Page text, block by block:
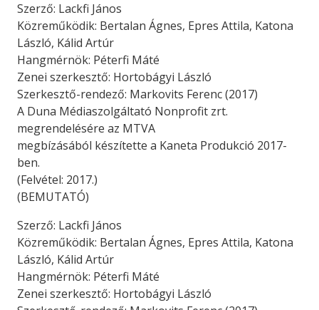
Szerző: Lackfi János
Közreműködik: Bertalan Ágnes, Epres Attila, Katona
László, Kálid Artúr
Hangmérnök: Péterfi Máté
Zenei szerkesztő: Hortobágyi László
Szerkesztő-rendező: Markovits Ferenc (2017)
A Duna Médiaszolgáltató Nonprofit zrt.
megrendelésére az MTVA
megbízásából készítette a Kaneta Produkció 2017-
ben.
(Felvétel: 2017.)
(BEMUTATÓ)
Szerző: Lackfi János
Közreműködik: Bertalan Ágnes, Epres Attila, Katona
László, Kálid Artúr
Hangmérnök: Péterfi Máté
Zenei szerkesztő: Hortobágyi László